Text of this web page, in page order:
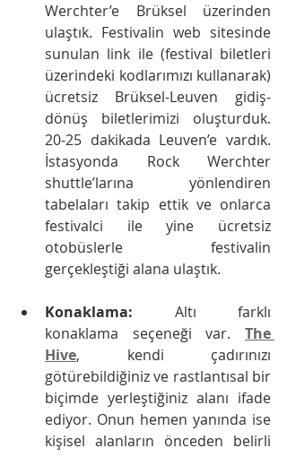
Werchter’e Brüksel üzerinden
ulaştık. Festivalin web sitesinde
sunulan link ile (festival biletleri
üzerindeki kodlarımızı kullanarak)
ücretsiz Brüksel-Leuven gidiş-
dönüş biletlerimizi oluşturduk.
20-25 dakikada Leuven’e vardık.
İstasyonda Rock Werchter
shuttle’larına yönlendiren
tabelaları takip ettik ve onlarca
festivalci ile yine ücretsiz
otobüslerle festivalin
gerçekleştiği alana ulaştık.
Konaklama: Altı farklı
konaklama seçeneği var. The
Hive, kendi çadırınızı
götürebildiğiniz ve rastlantısal bir
biçimde yerleştiğiniz alanı ifade
ediyor. Onun hemen yanında ise
kişisel alanların önceden belirli